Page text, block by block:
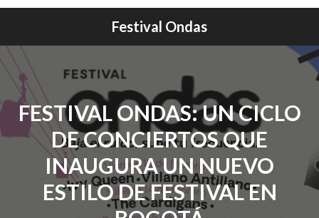
Festival Ondas
FESTIVAL ONDAS: UN CICLO
DE CONCIERTOS QUE
INAUGURA UN NUEVO
ESTILO DE FESTIVAL EN